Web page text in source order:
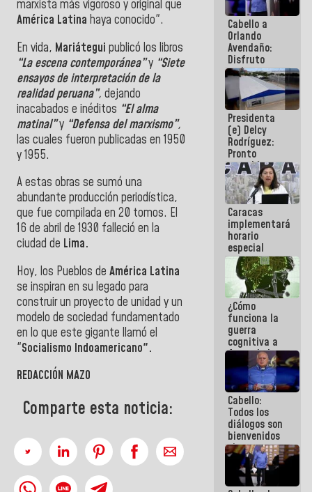
marxista más vigoroso y original que
América Latina haya conocido".
En vida, Mariátegui publicó los libros
“La escena contemporánea”y “Siete
ensayos de interpretación de la
realidad peruana”, dejando
inacabados e inéditos “El alma
matinal”y “Defensa del marxismo”,
las cuales fueron publicadas en 1950
y 1955.
A estas obras se sumó una
abundante producción periodística,
que fue compilada en 20 tomos. El
16 de abril de 1930 falleció en la
ciudad de Lima.
Hoy, los Pueblos de América Latina
se inspiran en su legado para
construir un proyecto de unidad y un
modelo de sociedad fundamentado
en lo que este gigante llamó el
"Socialismo Indoamericano".
REDACCIÓN MAZO
Comparte esta noticia:
Cabello a
Orlando
Avendaño:
Disfruto
cada vez
que escribes
porque lo
que haces
es
embarrarla
Presidenta
(e) Delcy
Rodríguez:
Pronto
restableceremos
las
operaciones
en el
Aeropuerto
Internacional
de
Maiquetía
Caracas
implementará
horario
especial
para
adaptarse
al plan de
ahorro
energético
¿Cómo
funciona la
guerra
cognitiva a
favor de la
narrativa
hegemónica?
(1)
Cabello:
Todos los
diálogos son
bienvenidos
siempre que
estén en el
marco de la
Constitución